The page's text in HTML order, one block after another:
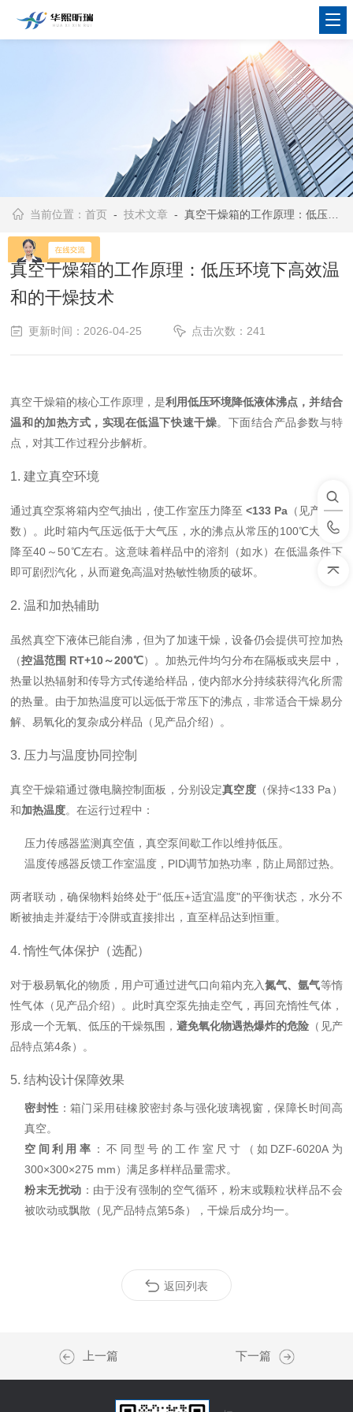
当前位置：首页 -技术文章 - 真空干燥箱的工作原理：低压环境下高效温和的干燥技术
真空干燥箱的工作原理：低压环境下高效温
和的干燥技术
更新时间：2026-04-25 点击次数：241
真空干燥箱的核心工作原理，是利用低压环境降低液体沸点，并结合
温和的加热方式，实现在低温下快速干燥。下面结合产品参数与特
点，对其工作过程分步解析。
1. 建立真空环境
通过真空泵将箱内空气抽出，使工作室压力降至 <133 Pa（见产品参
数）。此时箱内气压远低于大气压，水的沸点从常压的100℃大幅下
降至40～50℃左右。这意味着样品中的溶剂（如水）在低温条件下
即可剧烈汽化，从而避免高温对热敏性物质的破坏。
2. 温和加热辅助
虽然真空下液体已能自沸，但为了加速干燥，设备仍会提供可控加热
（控温范围 RT+10～200℃）。加热元件均匀分布在隔板或夹层中，
热量以热辐射和传导方式传递给样品，使内部水分持续获得汽化所需
的热量。由于加热温度可以远低于常压下的沸点，非常适合干燥易分
解、易氧化的复杂成分样品（见产品介绍）。
3. 压力与温度协同控制
真空干燥箱通过微电脑控制面板，分别设定真空度（保持<133 Pa）
和加热温度。在运行过程中：
压力传感器监测真空值，真空泵间歇工作以维持低压。
温度传感器反馈工作室温度，PID调节加热功率，防止局部过热。
两者联动，确保物料始终处于“低压+适宜温度"的平衡状态，水分不
断被抽走并凝结于冷阱或直接排出，直至样品达到恒重。
4. 惰性气体保护（选配）
对于极易氧化的物质，用户可通过进气口向箱内充入氮气、氩气等惰
性气体（见产品介绍）。此时真空泵先抽走空气，再回充惰性气体，
形成一个无氧、低压的干燥氛围，避免氧化物遇热爆炸的危险 （见产
品特点第4条）。
5. 结构设计保障效果
密封性 ：箱门采用硅橡胶密封条与强化玻璃视窗，保障长时间高
真空。
空间利用率 ：不同型号的工作室尺寸（如DZF-6020A为
300×300×275 mm）满足多样样品量需求。
粉末无扰动 ：由于没有强制的空气循环，粉末或颗粒状样品不会
被吹动或飘散（见产品特点第5条），干燥后成分均一。
返回列表
上一篇 下一篇